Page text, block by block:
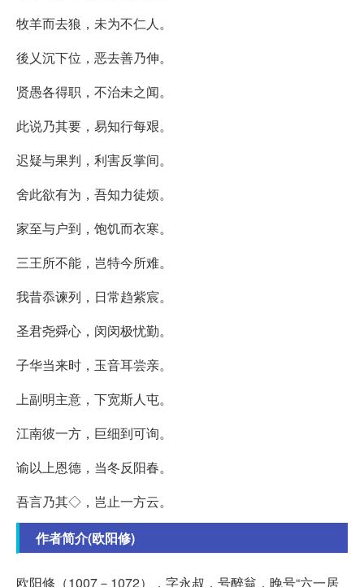
牧羊而去狼，未为不仁人。
後乂沉下位，恶去善乃伸。
贤愚各得职，不治未之闻。
此说乃其要，易知行每艰。
迟疑与果判，利害反掌间。
舍此欲有为，吾知力徒烦。
家至与户到，饱饥而衣寒。
三王所不能，岂特今所难。
我昔忝谏列，日常趋紫宸。
圣君尧舜心，闵闵极忧勤。
子华当来时，玉音耳尝亲。
上副明主意，下宽斯人屯。
江南彼一方，巨细到可询。
谕以上恩德，当冬反阳春。
吾言乃其◇，岂止一方云。
作者简介(欧阳修)
欧阳修（1007－1072），字永叔，号醉翁，晚号“六一居